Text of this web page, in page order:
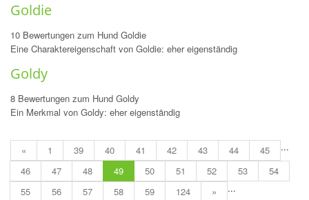
Goldie
10 Bewertungen zum Hund Goldie
Eine Charaktereigenschaft von Goldie: eher eigenständig
Goldy
8 Bewertungen zum Hund Goldy
Ein Merkmal von Goldy: eher eigenständig
« 1 ...
39 40 41 42 43 44
45
46
47 48 49 50 51 52 53
54
55
56 57 58 59 ...
124 »